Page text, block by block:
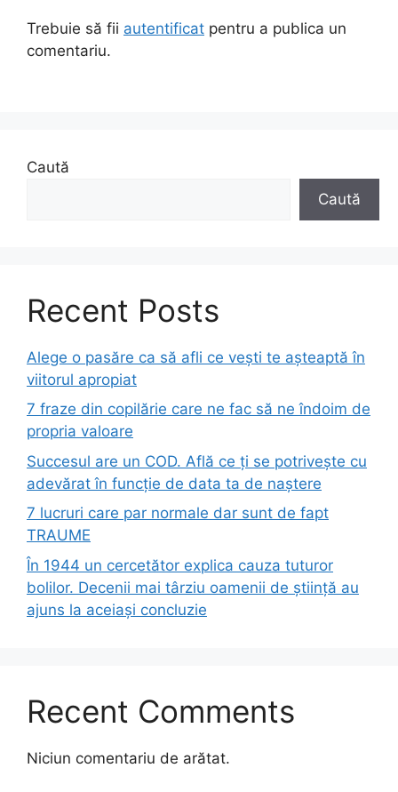
Trebuie să fii autentificat pentru a publica un
comentariu.
Caută
Caută
Recent Posts
Alege o pasăre ca să afli ce vești te așteaptă în
viitorul apropiat
7 fraze din copilărie care ne fac să ne îndoim de
propria valoare
Succesul are un COD. Află ce ți se potrivește cu
adevărat în funcție de data ta de naștere
7 lucruri care par normale dar sunt de fapt
TRAUME
În 1944 un cercetător explica cauza tuturor
bolilor. Decenii mai târziu oamenii de știință au
ajuns la aceiași concluzie
Recent Comments
Niciun comentariu de arătat.